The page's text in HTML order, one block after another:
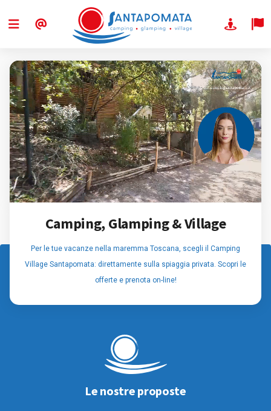
Camping, Glamping & Village
Per le tue vacanze nella maremma Toscana, scegli il Camping
Village Santapomata: direttamente sulla spiaggia privata. Scopri le
offerte e prenota on-line!
Le nostre proposte